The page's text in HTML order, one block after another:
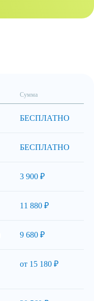
Сумма
БЕСПЛАТНО
БЕСПЛАТНО
3 900 ₽
11 880 ₽
9 680 ₽
от 15 180 ₽